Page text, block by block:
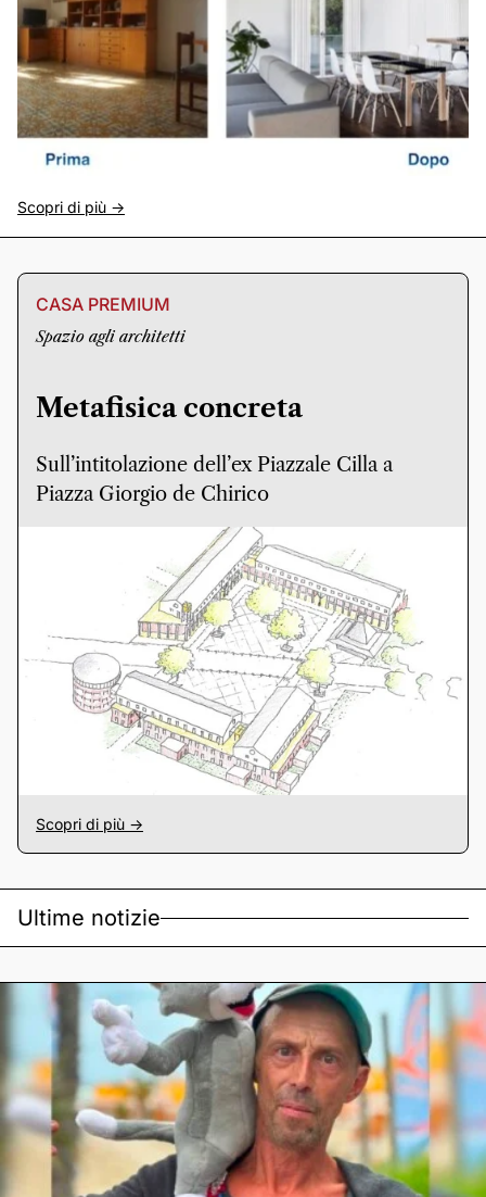
Scopri di più ->
CASA PREMIUM
Spazio agli architetti
Metafisica concreta
Sull’intitolazione dell’ex Piazzale Cilla a
Piazza Giorgio de Chirico
Scopri di più ->
Ultime notizie